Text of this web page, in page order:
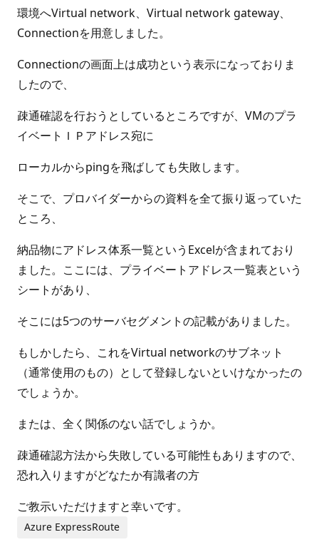
環境へVirtual network、Virtual network gateway、
Connectionを用意しました。
Connectionの画面上は成功という表示になっておりま
したので、
疎通確認を行おうとしているところですが、VMのプラ
イベートＩＰアドレス宛に
ローカルからpingを飛ばしても失敗します。
そこで、プロバイダーからの資料を全て振り返っていた
ところ、
納品物にアドレス体系一覧というExcelが含まれており
ました。ここには、プライベートアドレス一覧表という
シートがあり、
そこには5つのサーバセグメントの記載がありました。
もしかしたら、これをVirtual networkのサブネット
（通常使用のもの）として登録しないといけなかったの
でしょうか。
または、全く関係のない話でしょうか。
疎通確認方法から失敗している可能性もありますので、
恐れ入りますがどなたか有識者の方
ご教示いただけますと幸いです。
Azure ExpressRoute